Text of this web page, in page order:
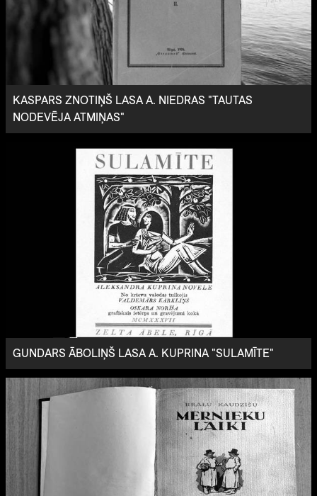
KASPARS ZNOTIŅŠ LASA A. NIEDRAS "TAUTAS
NODEVĒJA ATMIŅAS"
GUNDARS ĀBOLIŅŠ LASA A. KUPRINA "SULAMĪTE"